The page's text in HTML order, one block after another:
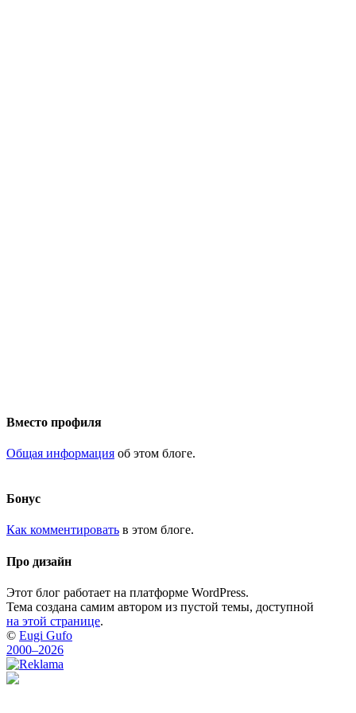
Вместо профиля
Общая информация об этом блоге.
Бонус
Как комментировать в этом блоге.
Про дизайн
Этот блог работает на платформе WordPress.
Тема создана самим автором из пустой темы, доступной
на этой странице.
© Eugi Gufo
2000–2026